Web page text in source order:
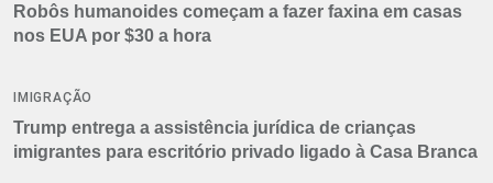
Robôs humanoides começam a fazer faxina em casas
nos EUA por $30 a hora
IMIGRAÇÃO
Trump entrega a assistência jurídica de crianças
imigrantes para escritório privado ligado à Casa Branca